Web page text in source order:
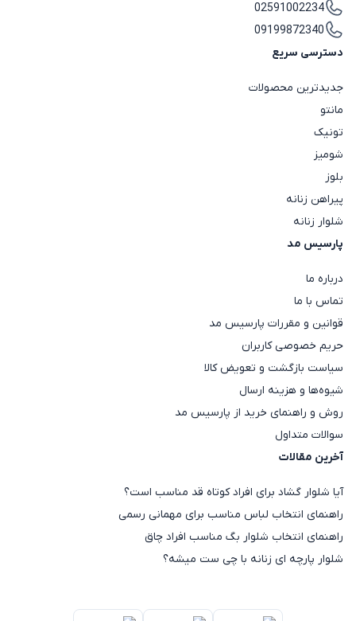
02591002234
09199872340
دسترسی سریع
جدیدترین محصولات
مانتو
تونیک
شومیز
بلوز
پیراهن زنانه
شلوار زنانه
پارسیس مد
درباره ما
تماس با ما
قوانین و مقررات پارسیس مد
حریم خصوصی کاربران
سیاست بازگشت و تعویض کالا
شیوه‌ها و هزینه ارسال
روش و راهنمای خرید از پارسیس مد
سوالات متداول
آخرین مقالات
آیا شلوار گشاد برای افراد کوتاه قد مناسب است؟
راهنمای انتخاب لباس مناسب برای مهمانی رسمی
راهنمای انتخاب شلوار بگ مناسب افراد چاق
شلوار پارچه ای زنانه با چی ست میشه؟